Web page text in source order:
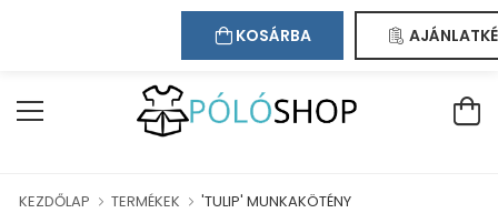
ÜDVÖZÖLJÜK WEBÁRUHÁZUNKBAN!
Kapcsolat Regisztráció
KEZDŐLAP TERMÉKEK 'TULIP' MUNKAKÖTÉNY
KOSÁRBA